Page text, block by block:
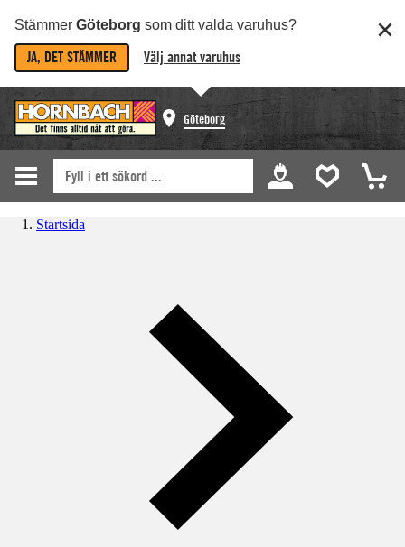
Stämmer Göteborg som ditt valda varuhus?
JA, DET STÄMMER Välj annat varuhus
Göteborg
Startsida